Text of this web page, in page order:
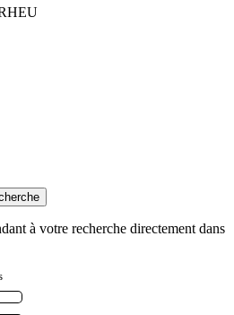
à votre recherche directement dans